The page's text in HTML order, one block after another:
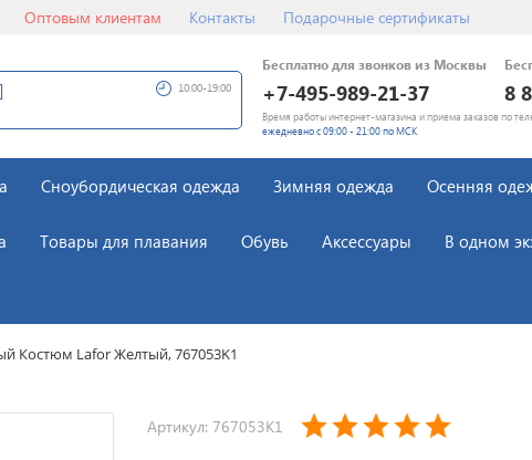
Оптовым клиентам Контакты Подарочные сертификаты
10:00-19:00
Бесплатно для звонков из Москвы
+7-495-989-21-37 8
Время работы интернет-магазина и приема заказов по
ежедневно с 09:00 - 21:00 по МСК
Сноубордическая одежда Зимняя одежда Осенняя
Товары для плавания Обувь Аксессуары В одном
Костюм Lafor Желтый, 767053K1
Артикул: 767053K1